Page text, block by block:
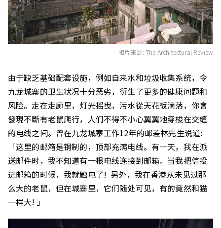
相片来源: The Architectural Review
由于缺乏基础配套设施，例如自来水和垃圾收集系统，令
九龙城寨的卫生状况十分恶劣，衍生了更多的健康问题和
风险。走在走廊里，灯光摇曳，污水從天花板滴落，你會
發現不斷有老鼠爬行，人们不得不小心翼翼地穿梭在交缠
的电线之间。曾在九龙城寨工作12年的邮差林先生说道:
「这里的邮箱是钢制的，顶部充满电线。有一天，我在派
送邮件时，我不知道有一根电线连接到邮箱。当我把信投
进邮箱的时候，我就触电了! 另外，我在香港从未见过那
么大的老鼠，但在城寨里，它们随处可见，有的竟然和猫
一样大! 」